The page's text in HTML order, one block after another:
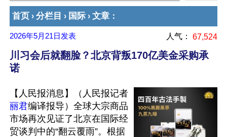
首页 › 分栏目 › 国际 › 文章 ：
2026年5月21日 发表 人气： 67,524
川习会后就翻脸？北京背叛170亿美金采购承
诺
【人民报消息】（人民报记者
丽君编译报导）全球大宗商品
市场再次见证了北京在国际经
贸谈判中的“翻云覆雨”。根据